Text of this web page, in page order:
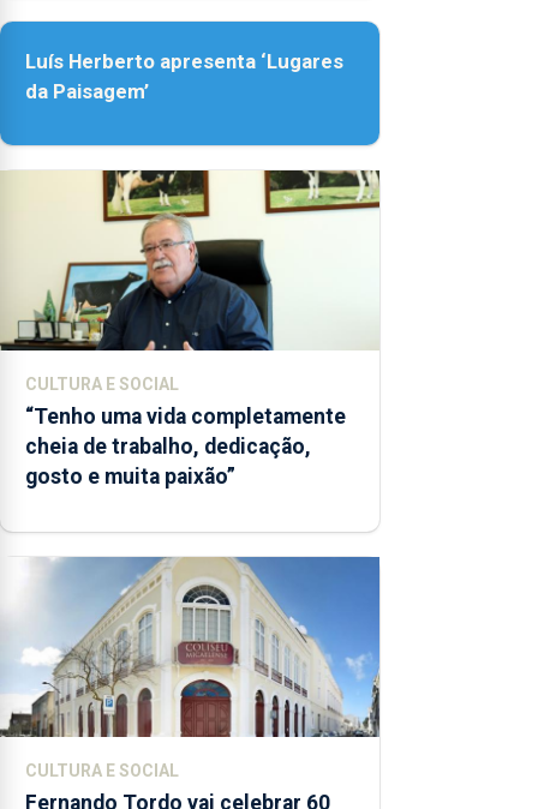
Luís Herberto apresenta ‘Lugares
da Paisagem’
CULTURA E SOCIAL
“Tenho uma vida completamente
cheia de trabalho, dedicação,
gosto e muita paixão”
CULTURA E SOCIAL
Fernando Tordo vai celebrar 60